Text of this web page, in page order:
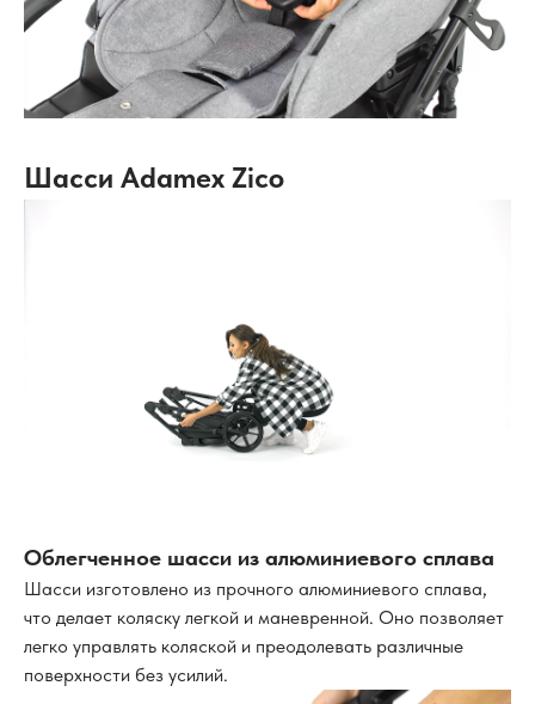
Шасси Adamex Zico
Облегченное шасси из алюминиевого сплава
Шасси изготовлено из прочного алюминиевого сплава,
что делает коляску легкой и маневренной. Оно позволяет
легко управлять коляской и преодолевать различные
поверхности без усилий.